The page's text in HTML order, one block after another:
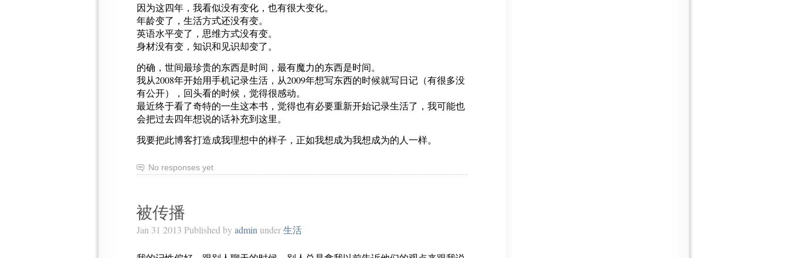
因为这四年，我看似没有变化，也有很大变化。
年龄变了，生活方式还没有变。
英语水平变了，思维方式没有变。
身材没有变，知识和见识却变了。
的确，世间最珍贵的东西是时间，最有魔力的东西是时间。
我从2008年开始用手机记录生活，从2009年想写东西的时候就写日记（有很多没
有公开），回头看的时候，觉得很感动。
最近终于看了奇特的一生这本书，觉得也有必要重新开始记录生活了，我可能也
会把过去四年想说的话补充到这里。
我要把此博客打造成我理想中的样子，正如我想成为我想成为的人一样。
No responses yet
被传播
Jan 31 2013 Published by admin under生活